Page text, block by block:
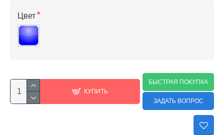
Цвет
КУПИТЬ
БЫСТРАЯ ПОКУПКА
ЗАДАТЬ ВОПРОС